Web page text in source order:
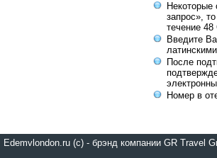
запрос»,
течение
Введите
После
Номер в
Edemvlondon.ru (c) - брэнд компании GR Travel